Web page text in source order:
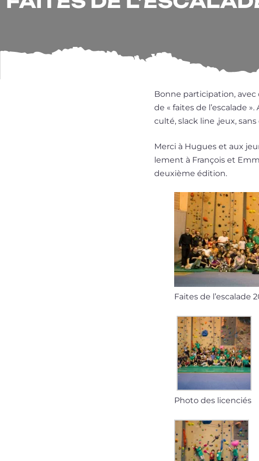
Bonne par­ti­ci­pa­tion,
de « faites de l’es­ca­lade
cul­té, slack line ‚jeux,
Merci à Hugues et aux
le­ment à François et
deuxième édition.
Faites de l’es­ca­lade
Photo des licenciés